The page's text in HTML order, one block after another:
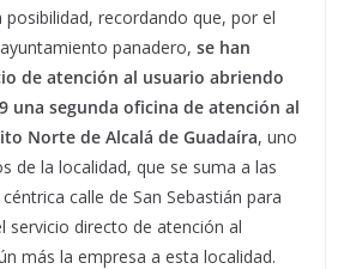
recordando que, por el
panadero, se han
de atención al usuario abriendo
una segunda oficina de atención al
Norte de Alcalá de Guadaíra, uno
de la localidad, que se suma a las
calle de San Sebastián para
servicio directo de atención al
más la empresa a esta localidad.